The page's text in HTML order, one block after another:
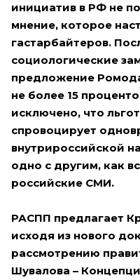
инициатив в РФ не
мнение, которое
гастарбайтеров.
социологические
предложение
не более 15
исключено, что
спровоцирует
внутрироссийской
одно с другим, как
российские СМИ.
РАСПП предлагает
исходя из нового
рассмотрению
Шувалова –